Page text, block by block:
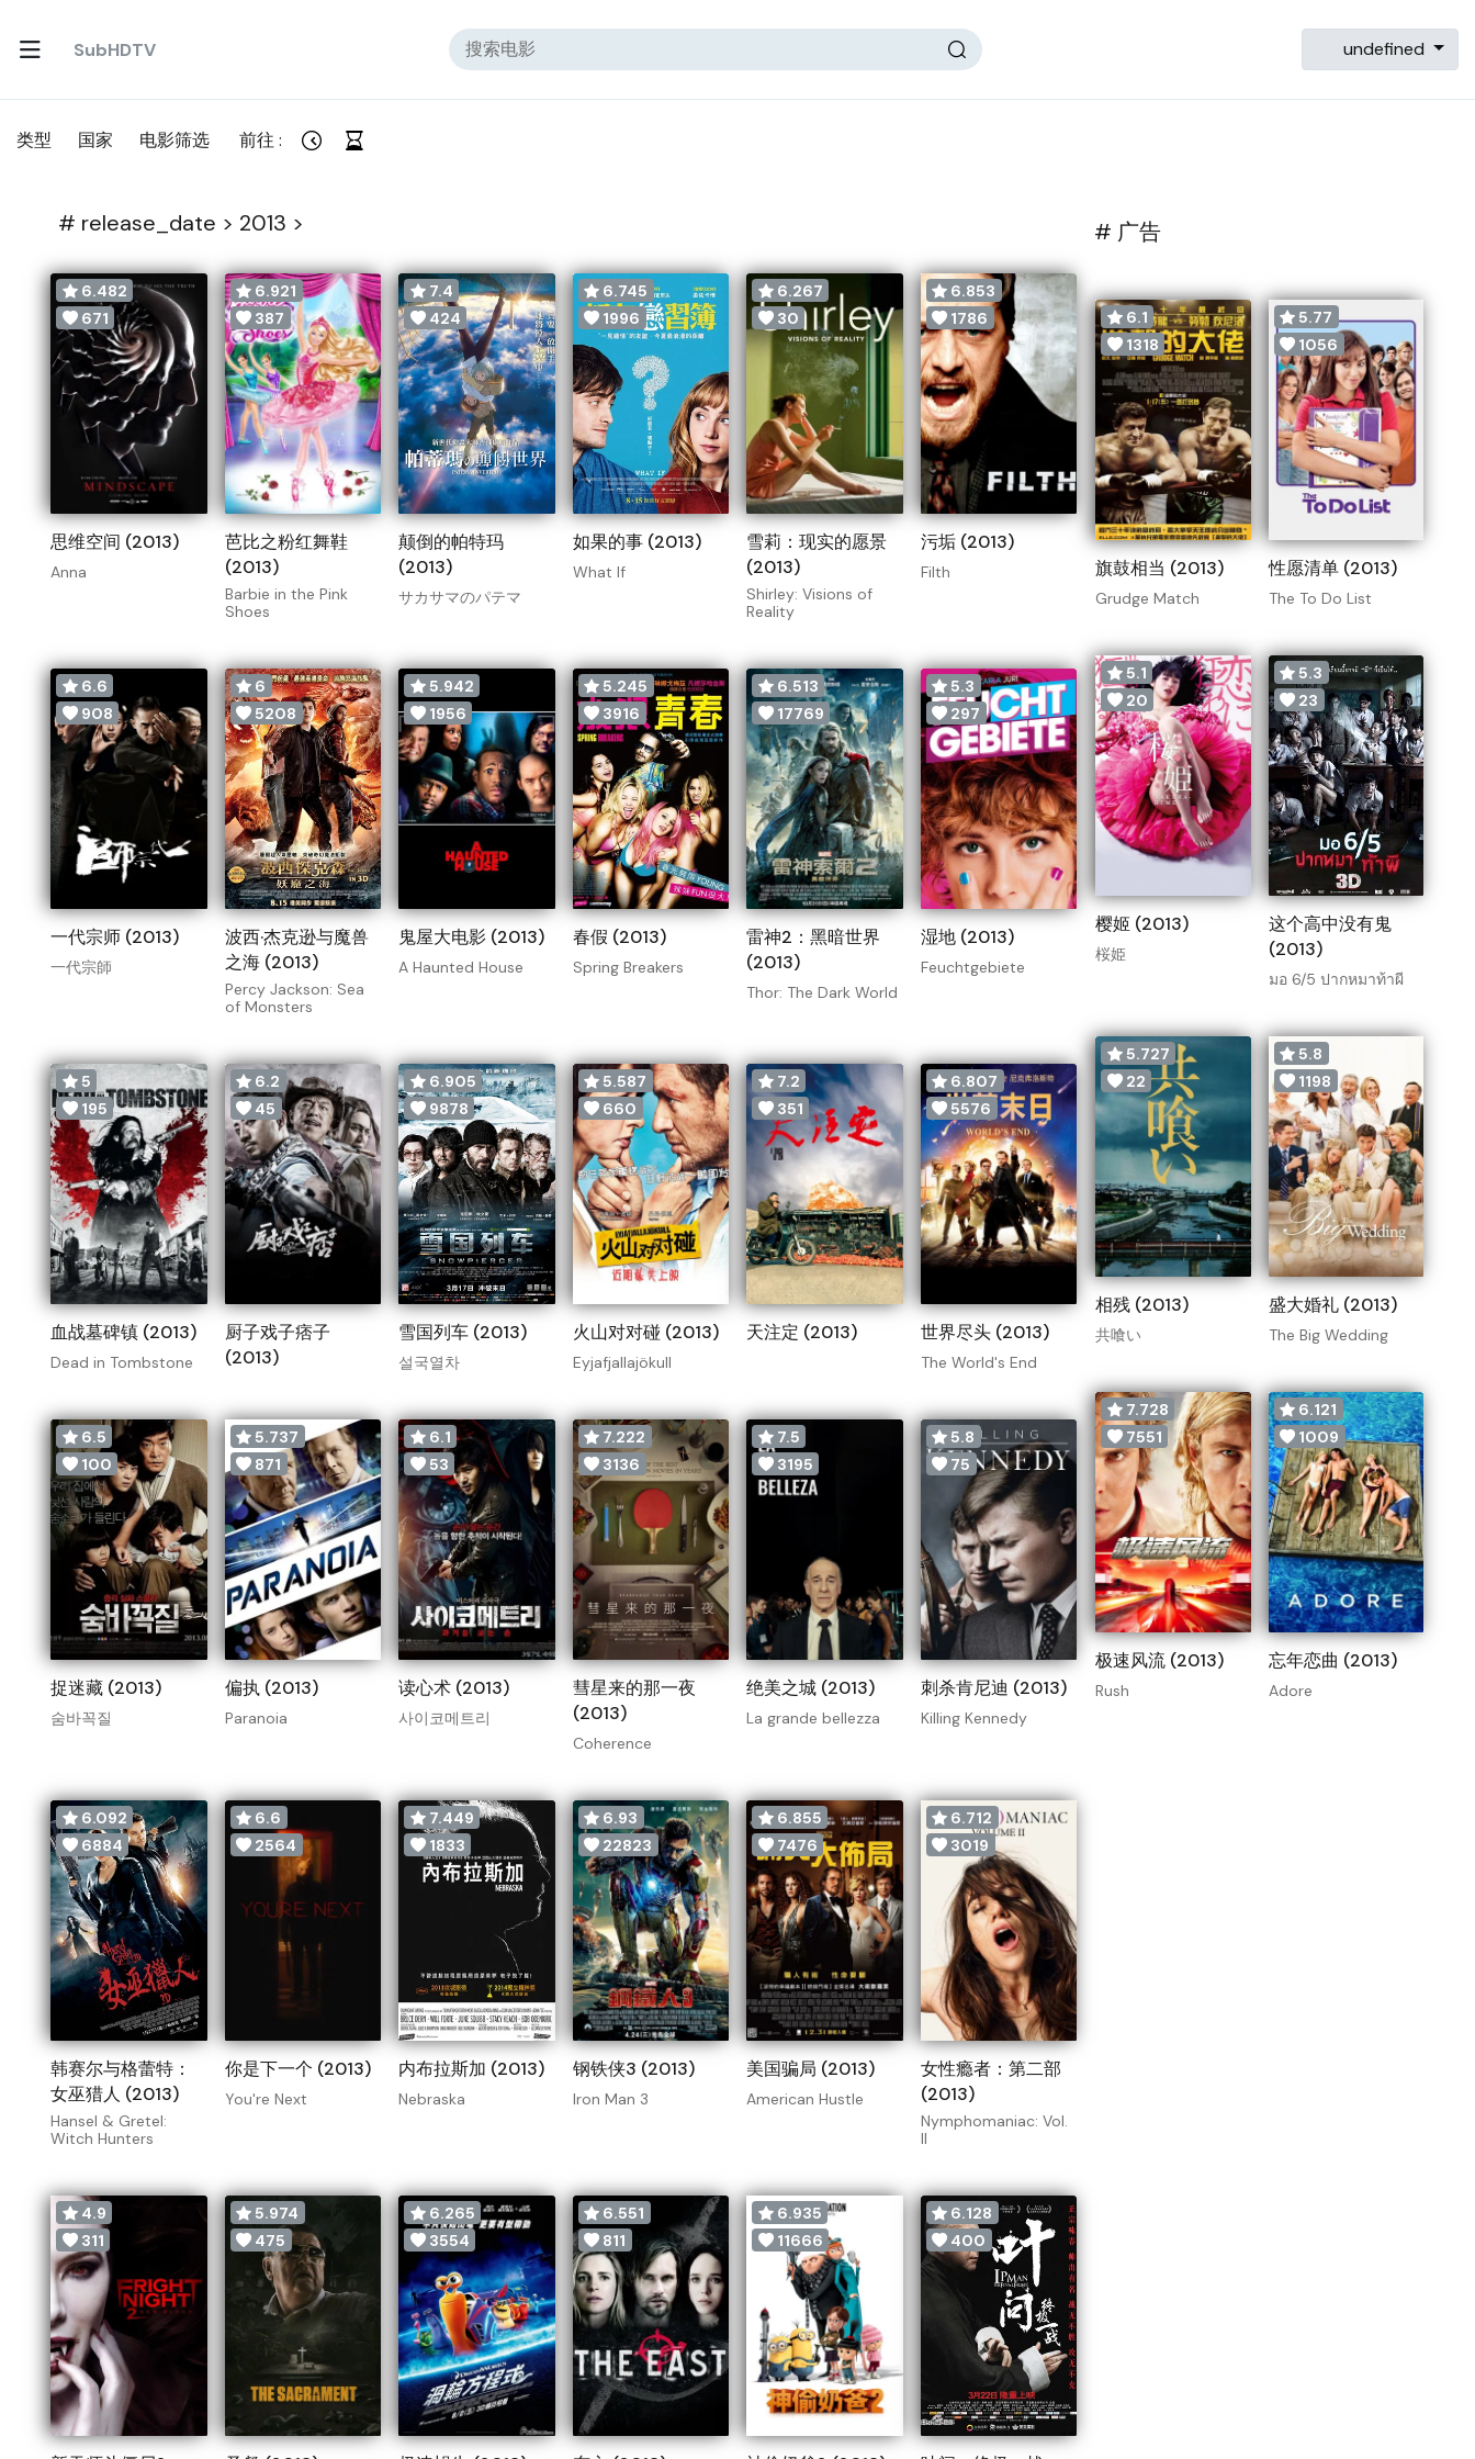
SubHDTV undefined
类型 国家 电影筛选 前往 :
# release_date > 2013 >
6.482
671
思维空间 (2013)
Anna
6.921
387
芭比之粉红舞鞋
(2013)
Barbie in the Pink
Shoes
7.4
424
颠倒的帕特玛
(2013)
サカサマのパテマ
6.745
1996
如果的事 (2013)
What If
6.267
30
雪莉：现实的愿景
(2013)
Shirley: Visions of
Reality
6.853
1786
污垢 (2013)
Filth
6.6
908
一代宗师 (2013)
一代宗師
6
5208
波西·杰克逊与魔兽
之海 (2013)
Percy Jackson: Sea
of Monsters
5.942
1956
鬼屋大电影 (2013)
A Haunted House
5.245
3916
春假 (2013)
Spring Breakers
6.513
17769
雷神2：黑暗世界
(2013)
Thor: The Dark World
5.3
297
湿地 (2013)
Feuchtgebiete
5
195
血战墓碑镇 (2013)
Dead in Tombstone
6.2
45
厨子戏子痞子
(2013)
6.905
9878
雪国列车 (2013)
설국열차
5.587
660
火山对对碰 (2013)
Eyjafjallajökull
7.2
351
天注定 (2013)
6.807
5576
世界尽头 (2013)
The World's End
6.5
100
捉迷藏 (2013)
숨바꼭질
5.737
871
偏执 (2013)
Paranoia
6.1
53
读心术 (2013)
사이코메트리
7.222
3136
彗星来的那一夜
(2013)
Coherence
7.5
3195
绝美之城 (2013)
La grande bellezza
5.8
75
刺杀肯尼迪 (2013)
Killing Kennedy
6.092
6884
韩赛尔与格蕾特：
女巫猎人 (2013)
Hansel & Gretel:
Witch Hunters
6.6
2564
你是下一个 (2013)
You're Next
7.449
1833
内布拉斯加 (2013)
Nebraska
6.93
22823
钢铁侠3 (2013)
Iron Man 3
6.855
7476
美国骗局 (2013)
American Hustle
6.712
3019
女性瘾者：第二部
(2013)
Nymphomaniac: Vol.
II
4.9
311
5.974
475
6.265
3554
6.551
811
6.935
11666
6.128
400
# 广告
6.1
1318
旗鼓相当 (2013)
Grudge Match
5.77
1056
性愿清单 (2013)
The To Do List
5.1
20
樱姬 (2013)
桜姫
5.3
23
这个高中没有鬼
(2013)
มอ 6/5 ปากหมาท้าผี
5.727
22
相残 (2013)
共喰い
5.8
1198
盛大婚礼 (2013)
The Big Wedding
7.728
7551
极速风流 (2013)
Rush
6.121
1009
忘年恋曲 (2013)
Adore